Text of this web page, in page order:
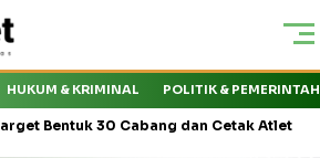
HUKUM & KRIMINAL POLITIK &
30 Cabang dan Cetak Atlet Nasional